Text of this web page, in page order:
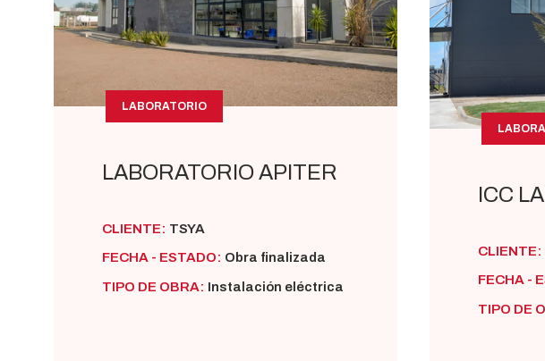
LABORATORIO
LABORATORIO APITER
CLIENTE: TSYA
FECHA - ESTADO: Obra finalizada
TIPO DE OBRA: Instalación eléctrica
ICC
CLIENTE:
FECHA -
TIPO DE